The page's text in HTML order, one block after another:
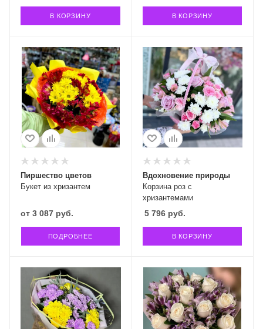
В КОРЗИНУ В КОРЗИНУ
Букет из хризантем
Пиршество цветов
от 3 087 руб.
ПОДРОБНЕЕ
Корзина роз с
хризантемами
Вдохновение природы
5 796руб.
В КОРЗИНУ